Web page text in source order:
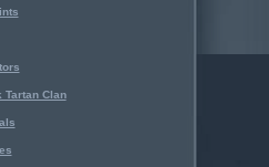
Tartan Clan